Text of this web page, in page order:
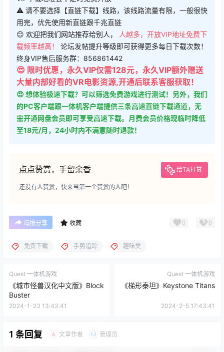
⚠ 请不要选择【直链下载】线路，该线路流量有限，一般很快
用完，优先使用新直链跟千兆直链
😊 欢迎把我们网站推荐给别人，
人越多，开放VIP地址免费下
载频率越高！ 论坛发帖提升等级即可获得更多每日下载次数！
终身VIP售后服务群：856861442
😍 限时优惠，永久VIP仅需128元，永久VIP额外赠送
大量内部好看的VR电影资源,开通后联系客服获取！
😍 想体验极速下载？可以筛选免费游戏进行测试！另外，我们
的PC客户端跟一体机客户端提供三条高速直链下载通道，无
需开通网盘会员即可享受高速下载。月费会员价格现临时降低
至18元/月，24小时内不满意随时退款！
点点赞赏，手留余香 给TA打赏
还没有人赞赏，快来当第一个赞赏的人吧！
海报分享 收藏 0 0
免费下载 手势追踪 趣味类
Quest 一体机游戏
《城市怪兽汉化中文版》Block
Buster
2024-1-23 13:43:41
Quest 一体机游戏
《梯形泰坦》Keystone Titans
2024-2-5 17:43:41
1 条回复 A 文章作者 M 管理员